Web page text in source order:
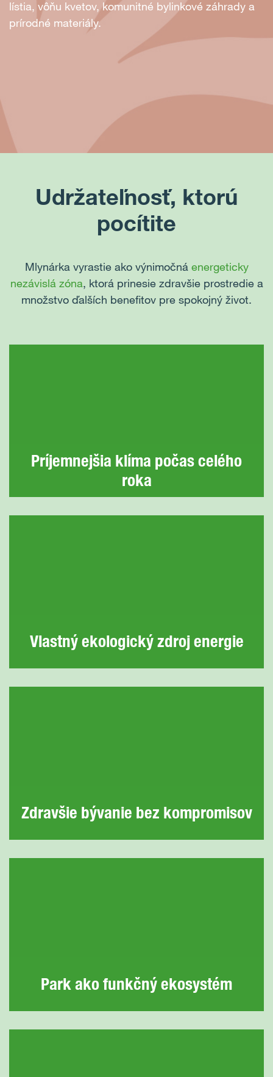
lístia, vôňu kvetov, komunitné bylinkové záhrady a
prírodné materiály.
Udržateľnosť, ktorú
pocítite
Mlynárka vyrastie ako výnimočná energeticky
nezávislá zóna, ktorá prinesie zdravšie prostredie a
množstvo ďalších benefitov pre spokojný život.
Príjemnejšia klíma počas celého
roka
Vlastný ekologický zdroj energie
Zdravšie bývanie bez kompromisov
Park ako funkčný ekosystém